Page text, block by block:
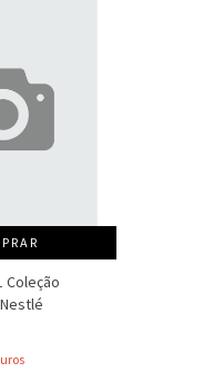
Coleção